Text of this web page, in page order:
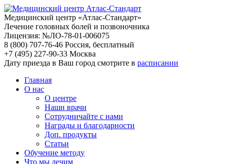
Медицинский центр «Атлас-Стандарт»
Лечение головных болей и позвоночника
Лицензия: №ЛО-78-01-006075
8 (800) 707-76-46 Россия, бесплатный
+7 (495) 227-90-33 Москва
Дату приезда в Ваш город смотрите в расписании
Главная
О нас
О центре
Наши врачи
Сотрудничайте с нами
Награды и благодарности
Доп. продукты
Статьи
Обучение методу
Что мы лечим